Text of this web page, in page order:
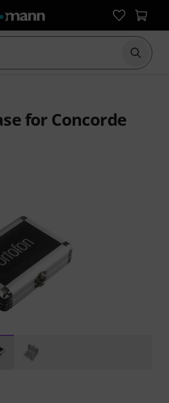
Suche
for Concorde
aus 7 Kundenbewertungen